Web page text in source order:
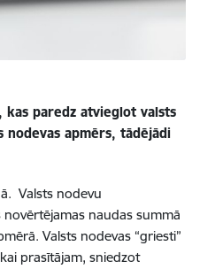
kas paredz atvieglot valsts
apmērs, tādējādi
Valsts nodevu
naudas summā
Valsts nodevas “griesti”
prasītājam, sniedzot